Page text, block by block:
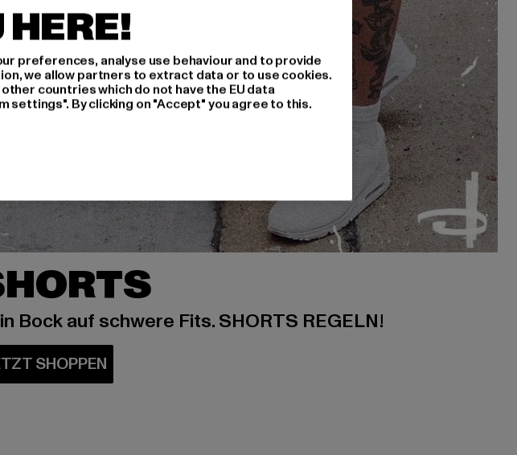
Bock auf schwere Fits. SHORTS REGELN!
HERE!
preferences, analyse use behaviour and to provide
we allow partners to extract data or to use cookies.
countries which do not have the EU data
settings". By clicking on "Accept" you agree to this.